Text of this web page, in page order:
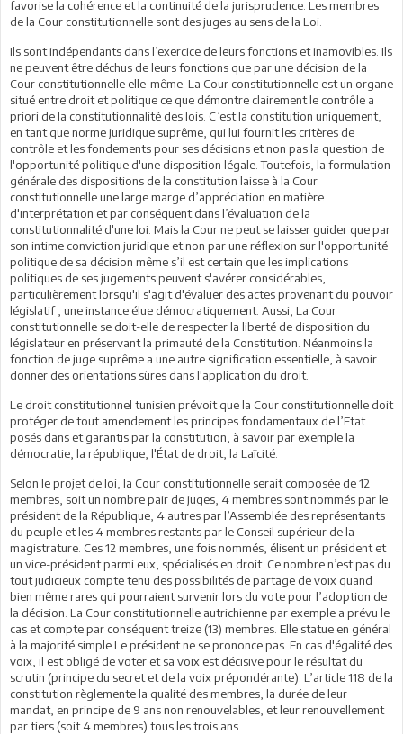
favorise la cohérence et la continuité de la jurisprudence. Les membres
de la Cour constitutionnelle sont des juges au sens de la Loi.
Ils sont indépendants dans l’exercice de leurs fonctions et inamovibles. Ils
ne peuvent être déchus de leurs fonctions que par une décision de la
Cour constitutionnelle elle-même. La Cour constitutionnelle est un organe
situé entre droit et politique ce que démontre clairement le contrôle a
priori de la constitutionnalité des lois. C’est la constitution uniquement,
en tant que norme juridique suprême, qui lui fournit les critères de
contrôle et les fondements pour ses décisions et non pas la question de
l'opportunité politique d'une disposition légale. Toutefois, la formulation
générale des dispositions de la constitution laisse à la Cour
constitutionnelle une large marge d’appréciation en matière
d'interprétation et par conséquent dans l’évaluation de la
constitutionnalité d'une loi. Mais la Cour ne peut se laisser guider que par
son intime conviction juridique et non par une réflexion sur l'opportunité
politique de sa décision même s’il est certain que les implications
politiques de ses jugements peuvent s'avérer considérables,
particulièrement lorsqu'il s'agit d'évaluer des actes provenant du pouvoir
législatif , une instance élue démocratiquement. Aussi, La Cour
constitutionnelle se doit-elle de respecter la liberté de disposition du
législateur en préservant la primauté de la Constitution. Néanmoins la
fonction de juge suprême a une autre signification essentielle, à savoir
donner des orientations sûres dans l'application du droit.
Le droit constitutionnel tunisien prévoit que la Cour constitutionnelle doit
protéger de tout amendement les principes fondamentaux de l’Etat
posés dans et garantis par la constitution, à savoir par exemple la
démocratie, la république, l'État de droit, la Laïcité.
Selon le projet de loi, la Cour constitutionnelle serait composée de 12
membres, soit un nombre pair de juges, 4 membres sont nommés par le
président de la République, 4 autres par l’Assemblée des représentants
du peuple et les 4 membres restants par le Conseil supérieur de la
magistrature. Ces 12 membres, une fois nommés, élisent un président et
un vice-président parmi eux, spécialisés en droit. Ce nombre n’est pas du
tout judicieux compte tenu des possibilités de partage de voix quand
bien même rares qui pourraient survenir lors du vote pour l’adoption de
la décision. La Cour constitutionnelle autrichienne par exemple a prévu le
cas et compte par conséquent treize (13) membres. Elle statue en général
à la majorité simple Le président ne se prononce pas. En cas d'égalité des
voix, il est obligé de voter et sa voix est décisive pour le résultat du
scrutin (principe du secret et de la voix prépondérante). L’article 118 de la
constitution règlemente la qualité des membres, la durée de leur
mandat, en principe de 9 ans non renouvelables, et leur renouvellement
par tiers (soit 4 membres) tous les trois ans.